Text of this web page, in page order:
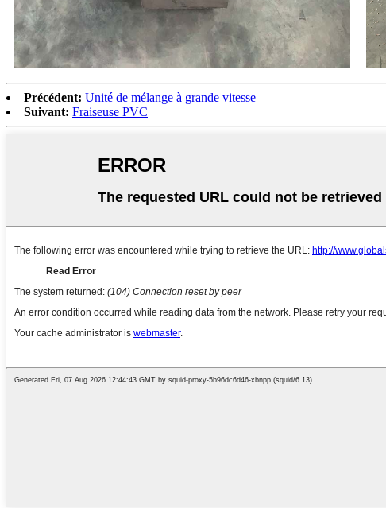
Précédent: Unité de mélange à grande vitesse
Suivant: Fraiseuse PVC